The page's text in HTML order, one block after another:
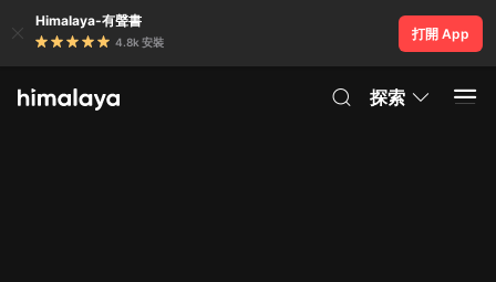
Himalaya-有聲書
4.8k 安裝
打開 App
探索